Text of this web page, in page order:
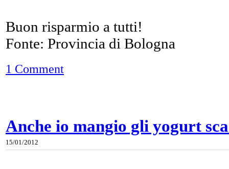
Buon risparmio a tutti!
Fonte: Provincia di Bologna
1 Comment
Anche io mangio gli yogurt
15/01/2012